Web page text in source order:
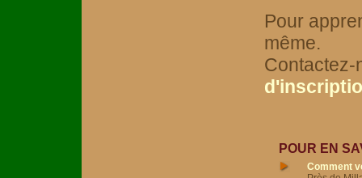
Pour
même.
POUR EN
Comment